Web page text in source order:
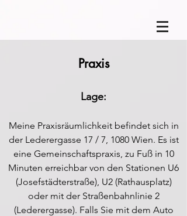
Praxis
Lage:
Meine Praxisräumlichkeit befindet sich in
der Lederergasse 17 / 7, 1080 Wien. Es ist
eine Gemeinschaftspraxis, zu Fuß in 10
Minuten erreichbar von den Stationen U6
(Josefstädterstraße), U2 (Rathausplatz)
oder mit der Straßenbahnlinie 2
(Lederergasse). Falls Sie mit dem Auto